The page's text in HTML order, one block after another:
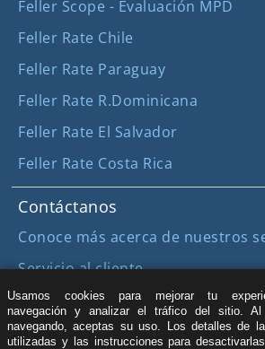
Feller Scope - Evaluación MPD
Feller Rate Chile
Feller Rate Paraguay
Feller Rate R.Dominicana
Feller Rate El Salvador
Feller Rate Costa Rica
Contáctanos
Conoce más acerca de nuestros
Servicio al cliente
Registro y Suscripción
Registro para acceder a más
Usamos cookies para mejorar tu
navegación y analizar el tráfico del sitio. Al
navegando, aceptas su uso. Los detalles de
utilizadas y las instrucciones para